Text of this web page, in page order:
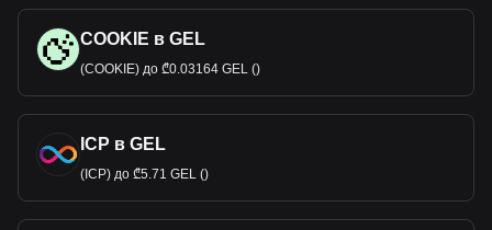
COOKIE в GEL
(COOKIE) до ₾0.03164 GEL ()
ICP в GEL
(ICP) до ₾5.71 GEL ()